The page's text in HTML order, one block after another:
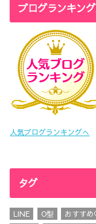
ブログランキン
人気ブログランキングへ
タグ
LINE O型 おすす